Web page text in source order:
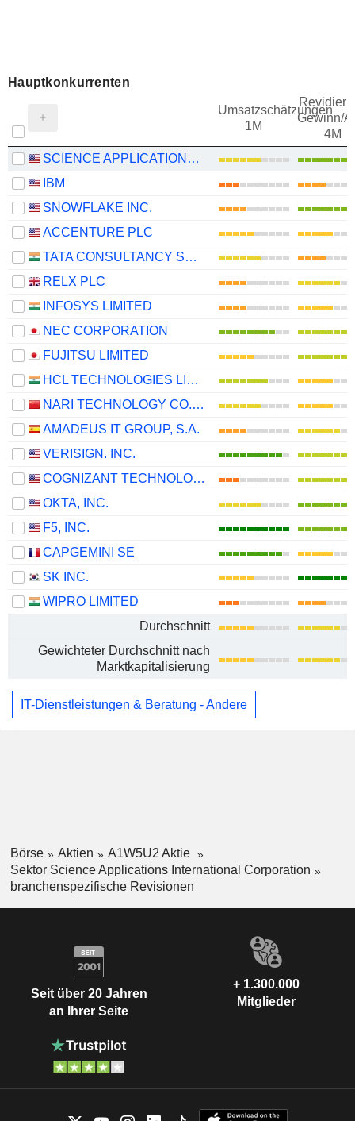
Hauptkonkurrenten
Umsatzschätzungen
1M
Gewinn/
4M
SCIENCE APPLICATIONS INTERNATIONAL CORPORATION
IBM
SNOWFLAKE INC.
ACCENTURE PLC
TATA CONSULTANCY SERVICES LTD.
RELX PLC
INFOSYS LIMITED
NEC CORPORATION
FUJITSU LIMITED
HCL TECHNOLOGIES LIMITED
NARI TECHNOLOGY CO., LTD.
AMADEUS IT GROUP, S.A.
VERISIGN. INC.
COGNIZANT TECHNOLOGY SOLUTIONS CORPORATION
OKTA, INC.
F5, INC.
CAPGEMINI SE
SK INC.
WIPRO LIMITED
Durchschnitt
Gewichteter Durchschnitt nach
Marktkapitalisierung
IT-Dienstleistungen & Beratung - Andere
Börse Aktien
A1W5U2 Aktie
Sektor Science Applications International Corporation
branchenspezifische Revisionen
Seit über 20 Jahren
an Ihrer Seite
+ 1.300.000
Mitglieder